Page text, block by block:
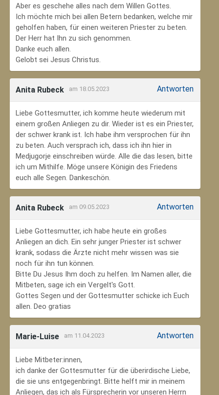
Aber es geschehe alles nach dem Willen Gottes.
Ich möchte mich bei allen Betern bedanken, welche mir
geholfen haben, für einen weiteren Priester zu beten.
Der Herr hat Ihn zu sich genommen.
Danke euch allen.
Gelobt sei Jesus Christus.
Anita Rubeck am 18.05.2023 Antworten
Liebe Gottesmutter, ich komme heute wiederum mit
einem großen Anliegen zu dir. Wieder ist es ein Priester,
der schwer krank ist. Ich habe ihm versprochen für ihn
zu beten. Auch versprach ich, dass ich ihn hier in
Medjugorje einschreiben würde. Alle die das lesen, bitte
ich um Mithilfe. Möge unsere Königin des Friedens
euch alle Segen. Dankeschön.
Anita Rubeck am 09.05.2023 Antworten
Liebe Gottesmutter, ich habe heute ein großes
Anliegen an dich. Ein sehr junger Priester ist schwer
krank, sodass die Ärzte nicht mehr wissen was sie
noch für ihn tun können.
Bitte Du Jesus Ihm doch zu helfen. Im Namen aller, die
Mitbeten, sage ich ein Vergelt's Gott.
Gottes Segen und der Gottesmutter schicke ich Euch
allen. Deo gratias
Marie-Luise am 11.04.2023 Antworten
Liebe Mitbeter:innen,
ich danke der Gottesmutter für die überirdische Liebe,
die sie uns entgegenbringt. Bitte helft mir in meinem
Anliegen, das ich als Fürsprecherin vor unseren Herrn